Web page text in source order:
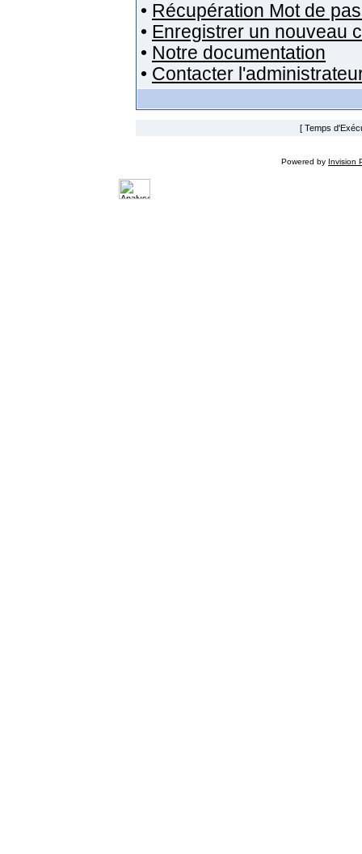
• Récupération Mot de
• Enregistrer un nouveau
• Notre documentation
• Contacter
[ Temps
Powered by Invision